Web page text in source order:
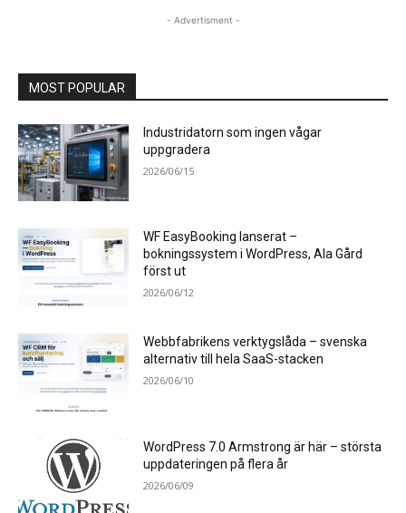
- Advertisment -
MOST POPULAR
Industridatorn som ingen vågar
uppgradera
2026/06/15
WF EasyBooking lanserat –
bokningssystem i WordPress, Ala Gård
först ut
2026/06/12
Webbfabrikens verktygslåda – svenska
alternativ till hela SaaS-stacken
2026/06/10
WordPress 7.0 Armstrong är här – största
uppdateringen på flera år
2026/06/09